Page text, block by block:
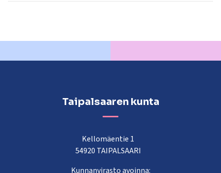
Taipalsaaren kunta
Kellomäentie 1
54920 TAIPALSAARI
Kunnanvirasto avoinna: